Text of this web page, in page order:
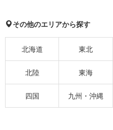
その他のエリアから探す
北海道 東北
北陸 東海
四国 九州・沖縄